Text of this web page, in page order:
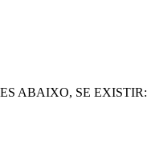
ABAIXO, SE EXISTIR: